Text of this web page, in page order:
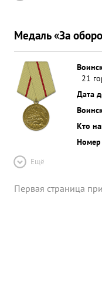
Медаль «За
21
Дата
Кто
Номер
Ещё
Первая страница